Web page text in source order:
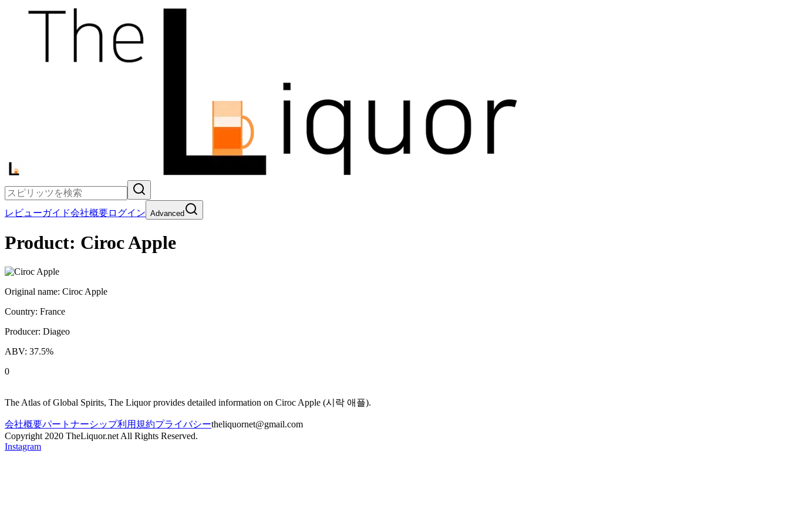
レビューガイド会社概要ログイン Advanced
Product: Ciroc Apple
Original name: Ciroc Apple
Country: France
Producer: Diageo
ABV: 37.5%
0
The Atlas of Global Spirits, The Liquor provides detailed information on Ciroc Apple (시락 애플).
会社概要パートナーシップ利用規約プライバシーtheliquornet@gmail.com
Copyright 2020 TheLiquor.net All Rights Reserved.
Instagram